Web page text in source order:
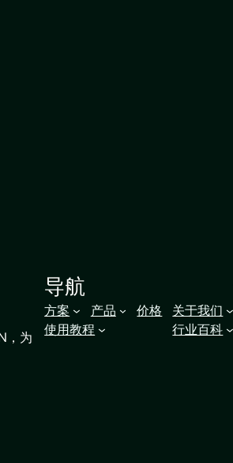
，为
导航
方案 产品 价格
关于我们
使用教程
行业百科